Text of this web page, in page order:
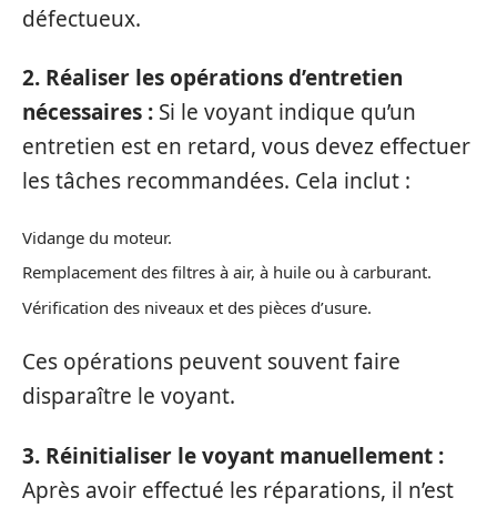
défectueux.
2. Réaliser les opérations d’entretien
nécessaires : Si le voyant indique qu’un
entretien est en retard, vous devez effectuer
les tâches recommandées. Cela inclut :
Vidange du moteur.
Remplacement des filtres à air, à huile ou à carburant.
Vérification des niveaux et des pièces d’usure.
Ces opérations peuvent souvent faire
disparaître le voyant.
3. Réinitialiser le voyant manuellement :
Après avoir effectué les réparations, il n’est